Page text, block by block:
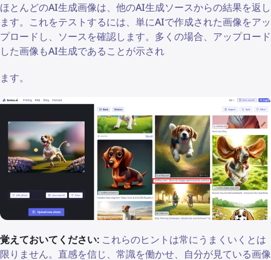
ほとんどのAI生成画像は、他のAI生成ソースからの結果を返し
ます。これをテストするには、単にAIで作成された画像をアッ
プロードし、ソースを確認します。多くの場合、アップロード
した画像もAI生成であることが示され
ます。
覚えておいてください: これらのヒントは常にうまくいくとは
限りません。直感を信じ、常識を働かせ、自分が見ている画像